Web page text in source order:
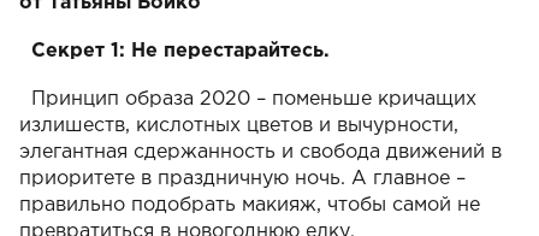
Секрет 1: Не перестарайтесь.
Принцип образа 2020 – поменьше кричащих
излишеств, кислотных цветов и вычурности,
элегантная сдержанность и свобода движений в
приоритете в праздничную ночь. А главное –
правильно подобрать макияж, чтобы самой не
превратиться в новогоднюю елку.